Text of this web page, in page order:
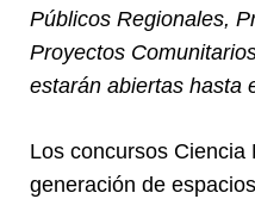
Públicos Regionales,
Proyectos
estarán abiertas hasta
Los concursos Ciencia
generación de